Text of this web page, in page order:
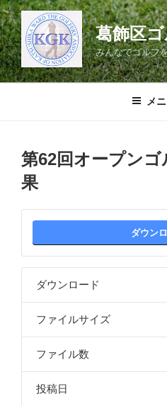
コ
ン
テ
ン
ツ
葛飾区
みんなでゴルフ
メ
第62回オープン
果
ダウン
ダウンロード
ファイルサイズ
ファイル数
投稿日